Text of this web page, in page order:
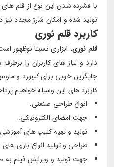
با فشرده شدن این نوع از قلم
تولید شده و امکان شارژ مجدد نیز
کاربرد قلم نوری
قلم نوری، ابزاری نسبتا نوظهور
دارد و نیاز های کاربران را
جایگزین خوبی برای کیبورد و
کاربرد های این وسیله خواهیم
انواع طراحی صنعتی.
جهت امضای الکترونیکی.
تولید و تهیه کلیپ های
طراحی و تولید انواع بازی های
جهت تولید و ویرایش فیلم